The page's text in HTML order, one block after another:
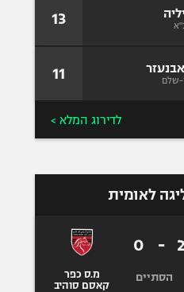
13
שלם 11
לדירוג המלא >
לאומית
2
-
0
הסתיים
מ.ס כפר
קאסם סוהיב